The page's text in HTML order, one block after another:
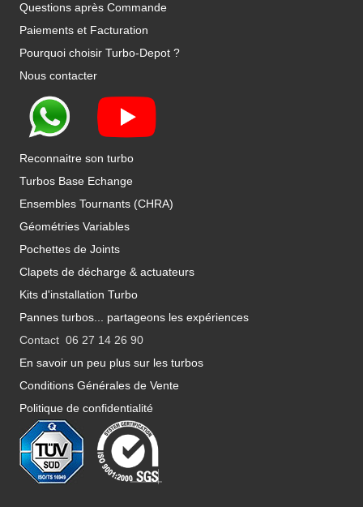
Questions après Commande
Paiements et Facturation
Pourquoi choisir Turbo-Depot ?
Nous contacter
Reconnaitre son turbo
Turbos Base Echange
Ensembles Tournants (CHRA)
Géométries Variables
Pochettes de Joints
Clapets de décharge & actuateurs
Kits d'installation Turbo
Pannes turbos... partageons les expériences
Contact 06 27 14 26 90
En savoir un peu plus sur les turbos
Conditions Générales de Vente
Politique de confidentialité